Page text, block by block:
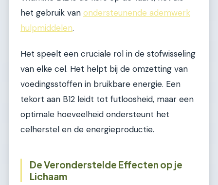
het gebruik van ondersteunende ademwerk
hulpmiddelen.
Het speelt een cruciale rol in de stofwisseling
van elke cel. Het helpt bij de omzetting van
voedingsstoffen in bruikbare energie. Een
tekort aan B12 leidt tot futloosheid, maar een
optimale hoeveelheid ondersteunt het
celherstel en de energieproductie.
De Veronderstelde Effecten op je
Lichaam